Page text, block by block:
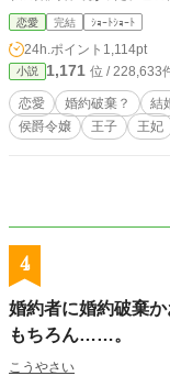
恋愛 完結 ｼｮｰﾄｼｮｰﾄ
24h.ポイント 1,114pt
小説 1,171 位 / 228,633
恋愛 婚約破棄？ 結
侯爵令嬢
王子 王妃
4
婚約者に婚約破棄
もちろん……。
こうやさい